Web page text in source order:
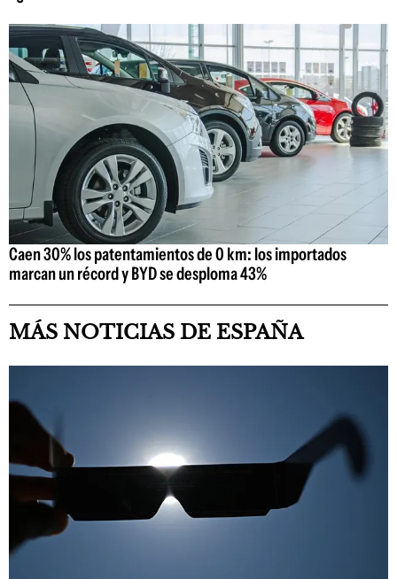
Caen 30% los patentamientos de 0 km: los importados
marcan un récord y BYD se desploma 43%
MÁS NOTICIAS DE ESPAÑA